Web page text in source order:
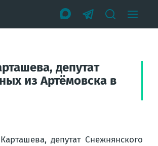
депутат
из Артёмовска в
депутат Снежнянского